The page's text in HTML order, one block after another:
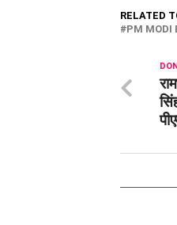
RELATED
PM MODI